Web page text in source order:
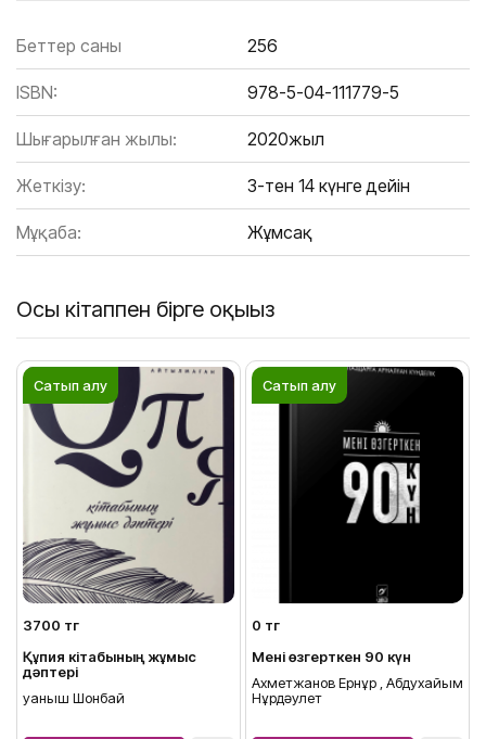
Беттер саны 256
ISBN: 978-5-04-111779-5
Шығарылған жылы: 2020жыл
Жеткізу: 3-тен 14 күнге дейін
Мұқаба: Жұмсақ
Осы кітаппен бірге оқыңыз
Сатып алу
3700 тг
Құпия кітабының жұмыс
дәптері
Қуаныш Шонбай
Сатып алу
0 тг
Мені өзгерткен 90 күн
Ахметжанов Ернұр , Абдухайым
Нұрдәулет